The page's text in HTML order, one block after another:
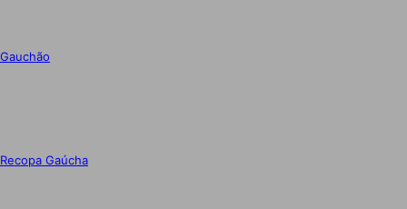
Gauchão
Recopa Gaúcha